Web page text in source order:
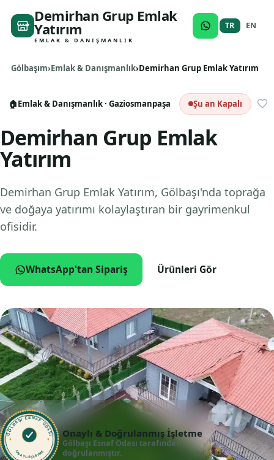
Demirhan Grup Emlak
Yatırım
EMLAK & DANIŞMANLIK
TR EN
Gölbaşım Emlak & Danışmanlık Demirhan Grup Emlak Yatırım
🏠Emlak & Danışmanlık· Gaziosmanpaşa Şu an Kapalı
Demirhan Grup Emlak
Yatırım
Demirhan Grup Emlak Yatırım, Gölbaşı'nda toprağa
ve doğaya yatırımı kolaylaştıran bir gayrimenkul
ofisidir.
WhatsApp'tan Sipariş Ürünleri Gör
GÖLBAŞI ESNAF ODASI
ONAYLI İŞLETME
Onaylı & Doğrulanmış İşletme
Gölbaşı Esnaf Odası tarafından
doğrulanmıştır.